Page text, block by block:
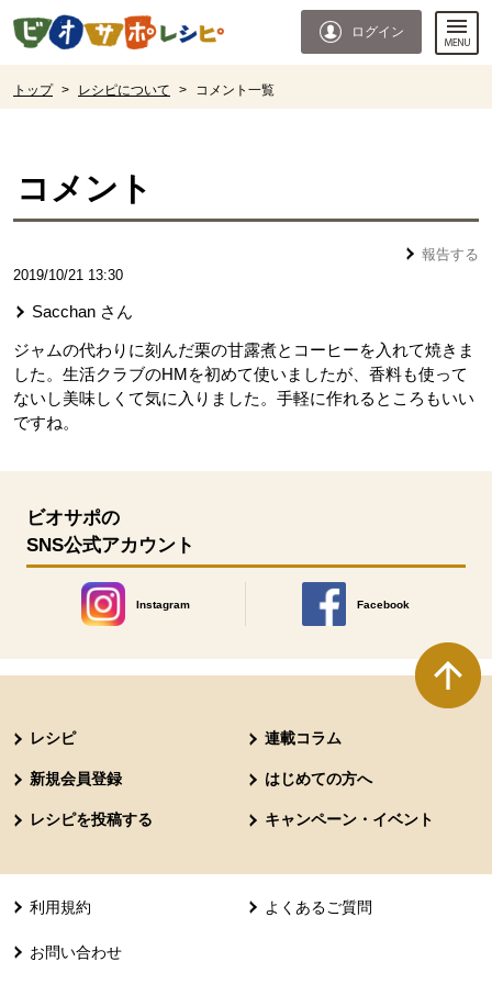
ページの先頭です。
ログイン
トップ > レシピについて > コメント一覧
コメント
報告する
2019/10/21 13:30
Sacchan さん
ジャムの代わりに刻んだ栗の甘露煮とコーヒーを入れて焼きま
した。生活クラブのHMを初めて使いましたが、香料も使って
ないし美味しくて気に入りました。手軽に作れるところもいい
ですね。
ビオサポの
SNS公式アカウント
Instagram
別のウィンドウで開きます。
Facebook
別のウィンドウで開きます
レシピ 連載コラム
新規会員登録 はじめての方へ
レシピを投稿する キャンペーン・イベント
利用規約 よくあるご質問
お問い合わせ